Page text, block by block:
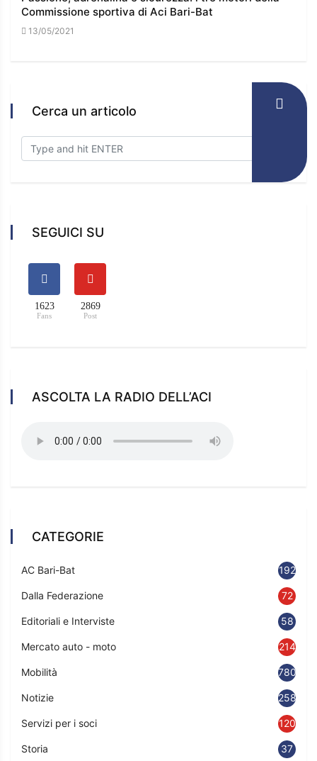
Commissione sportiva di Aci Bari-Bat
13/05/2021
Cerca un articolo
SEGUICI SU
1623
Fans
2869
Post
ASCOLTA LA RADIO DELL’ACI
CATEGORIE
AC Bari-Bat 192
Dalla Federazione 72
Editoriali e Interviste 58
Mercato auto - moto 214
Mobilità 780
Notizie 2583
Servizi per i soci 120
Storia 37